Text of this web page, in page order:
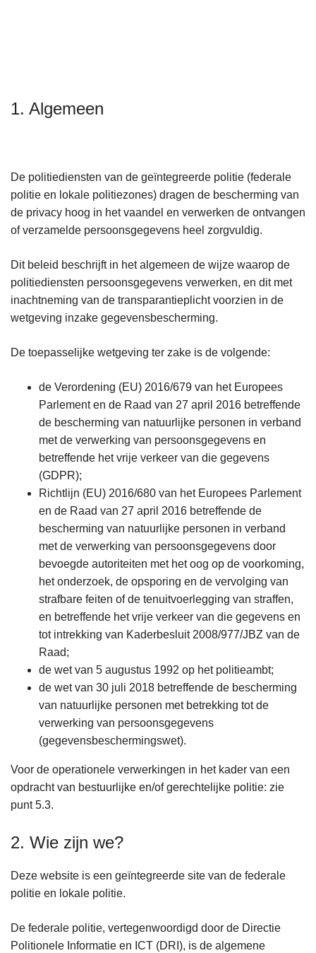
1. Algemeen
De politiediensten van de geïntegreerde politie (federale
politie en lokale politiezones) dragen de bescherming van
de privacy hoog in het vaandel en verwerken de ontvangen
of verzamelde persoonsgegevens heel zorgvuldig.
Dit beleid beschrijft in het algemeen de wijze waarop de
politiediensten persoonsgegevens verwerken, en dit met
inachtneming van de transparantieplicht voorzien in de
wetgeving inzake gegevensbescherming.
De toepasselijke wetgeving ter zake is de volgende:
de Verordening (EU) 2016/679 van het Europees
Parlement en de Raad van 27 april 2016 betreffende
de bescherming van natuurlijke personen in verband
met de verwerking van persoonsgegevens en
betreffende het vrije verkeer van die gegevens
(GDPR);
Richtlijn (EU) 2016/680 van het Europees Parlement
en de Raad van 27 april 2016 betreffende de
bescherming van natuurlijke personen in verband
met de verwerking van persoonsgegevens door
bevoegde autoriteiten met het oog op de voorkoming,
het onderzoek, de opsporing en de vervolging van
strafbare feiten of de tenuitvoerlegging van straffen,
en betreffende het vrije verkeer van die gegevens en
tot intrekking van Kaderbesluit 2008/977/JBZ van de
Raad;
de wet van 5 augustus 1992 op het politieambt;
de wet van 30 juli 2018 betreffende de bescherming
van natuurlijke personen met betrekking tot de
verwerking van persoonsgegevens
(gegevensbeschermingswet).
Voor de operationele verwerkingen in het kader van een
opdracht van bestuurlijke en/of gerechtelijke politie: zie
punt 5.3.
2. Wie zijn we?
Deze website is een geïntegreerde site van de federale
politie en lokale politie.
De federale politie, vertegenwoordigd door de Directie
Politionele Informatie en ICT (DRI), is de algemene